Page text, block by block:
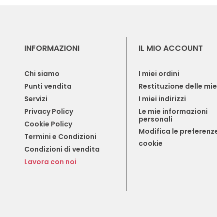
INFORMAZIONI
Chi siamo
Punti vendita
Servizi
Privacy Policy
Cookie Policy
Termini e Condizioni
Condizioni di vendita
Lavora con noi
IL MIO ACCOUNT
I miei ordini
Restituzione delle
I miei indirizzi
Le mie informazioni
personali
Modifica le
cookie